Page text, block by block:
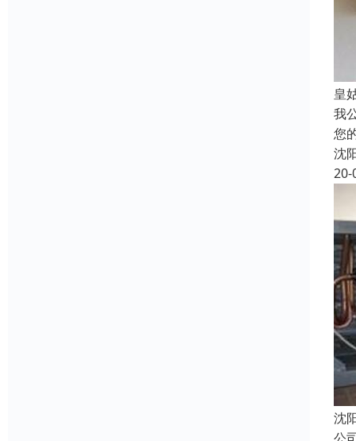
皇
我
您
沈
20-
沈